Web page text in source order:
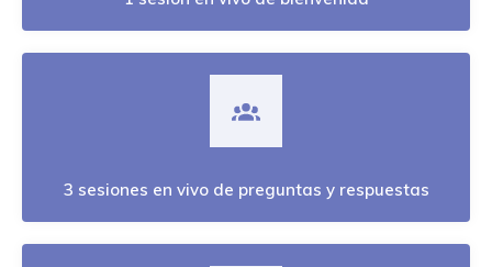
3 sesiones en vivo de preguntas y respuestas